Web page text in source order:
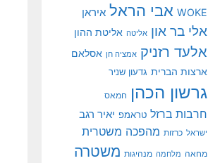
WOKE אבי הראל איראן
אלי בר און אליטה אליטת ההון
אלעד רזניק אמציה חן אסלאם
ארצות הברית גדעון שניר
גרשון הכהן חמאס
חרבות ברזל טראמפ יאיר רגב
ישראל כרזות מהפכה משטרית
מחאה מלחמה מנהיגות משטרה